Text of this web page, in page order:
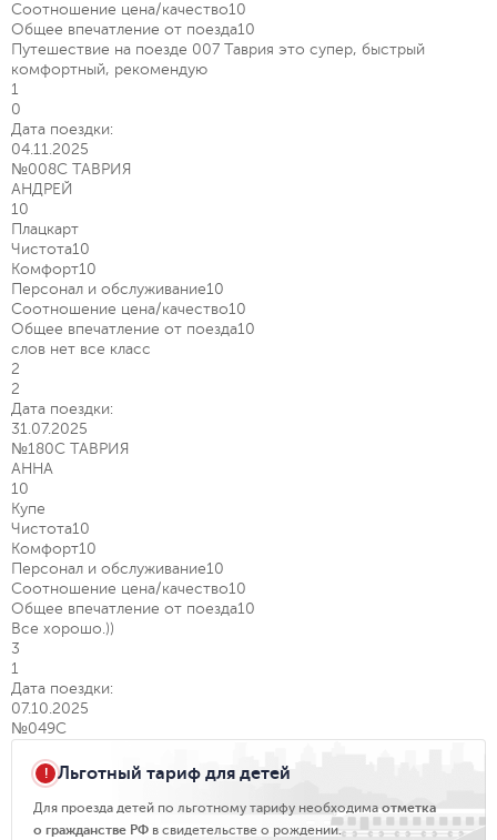
Соотношение цена/качество10
Общее впечатление от поезда10
Путешествие на поезде 007 Таврия это супер, быстрый
комфортный, рекомендую
1
0
Дата поездки:
04.11.2025
№008С ТАВРИЯ
АНДРЕЙ
10
Плацкарт
Чистота10
Комфорт10
Персонал и обслуживание10
Соотношение цена/качество10
Общее впечатление от поезда10
слов нет все класс
2
2
Дата поездки:
31.07.2025
№180С ТАВРИЯ
АННА
10
Купе
Чистота10
Комфорт10
Персонал и обслуживание10
Соотношение цена/качество10
Общее впечатление от поезда10
Все хорошо.))
3
1
Дата поездки:
07.10.2025
№049С
Льготный тариф для детей
Для проезда детей по льготному тарифу необходима отметка
о гражданстве РФ в свидетельстве о рождении.